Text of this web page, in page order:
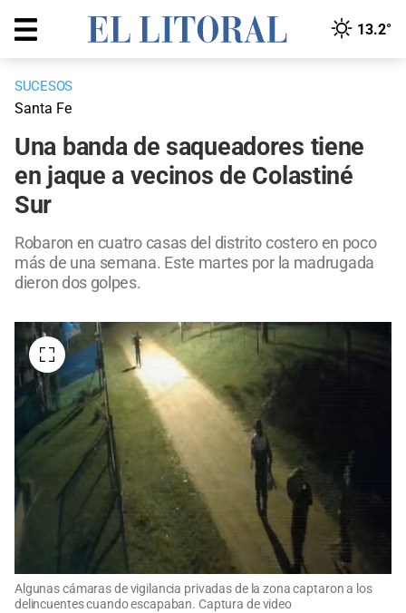
13.2°
SUCESOS
Santa Fe
Una banda de saqueadores tiene
en jaque a vecinos de Colastiné
Sur
Robaron en cuatro casas del distrito costero en poco
más de una semana. Este martes por la madrugada
dieron dos golpes.
Algunas cámaras de vigilancia privadas de la zona captaron a los
delincuentes cuando escapaban. Captura de video